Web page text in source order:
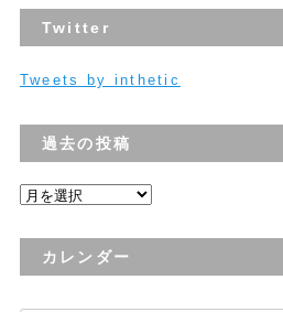
Twitter
Tweets by inthetic
過去の投稿
過
の
カレンダー